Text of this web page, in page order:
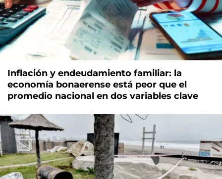
Inflación y endeudamiento familiar: la
economía bonaerense está peor que el
promedio nacional en dos variables clave